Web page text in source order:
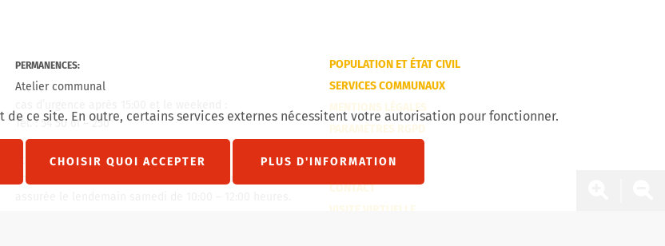
PERMANENCES:
Atelier communal
Tél. : 54 50 61 – 250
État civil
En cas de jour férie un vendredi, permanence décès
POPULATION ET ÉTAT CIVIL
SERVICES COMMUNAUX
MENTIONS LÉGALES
PARAMÈTRES RGPD
CONTACT
VISITE VIRTUELLE
de ce site. En outre, certains services externes nécessitent votre autorisation pour fonctionner.
CHOISIR QUOI ACCEPTER PLUS D'INFORMATION